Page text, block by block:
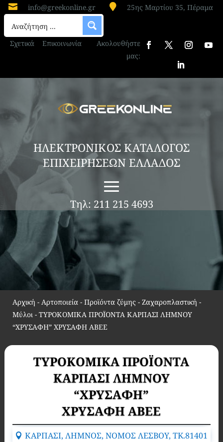
 info@greekonline.gr  25ης Μαρτίου 35, Πέραμα
Σχετικά Επικοινωνία
Ακολουθήστε
μας:
ΗΛΕΚΤΡΟΝΙΚΟΣ ΚΑΤΑΛΟΓΟΣ
ΕΠΙΧΕΙΡΗΣΕΩΝ ΕΛΛΑΔΟΣ
Τηλ: 211 215 4693
Αρχική - Αρτοποιεία - Προϊόντα ζύμης - Ζαχαροπλαστική -
Μύλοι- ΤΥΡΟΚΟΜΙΚΑ ΠΡΟΪΟΝΤΑ ΚΑΡΠΑΣΙ ΛΗΜΝΟΥ
“ΧΡΥΣΑΦΗ” ΧΡΥΣΑΦΗ ΑΒΕΕ
ΤΥΡΟΚΟΜΙΚΑ ΠΡΟΪΟΝΤΑ
ΚΑΡΠΑΣΙ ΛΗΜΝΟΥ
“ΧΡΥΣΑΦΗ”
ΧΡΥΣΑΦΗ ΑΒΕΕ
ΚΑΡΠΑΣΙ, ΛΗΜΝΟΣ, ΝΟΜΟΣ ΛΕΣΒΟΥ, TK.81401